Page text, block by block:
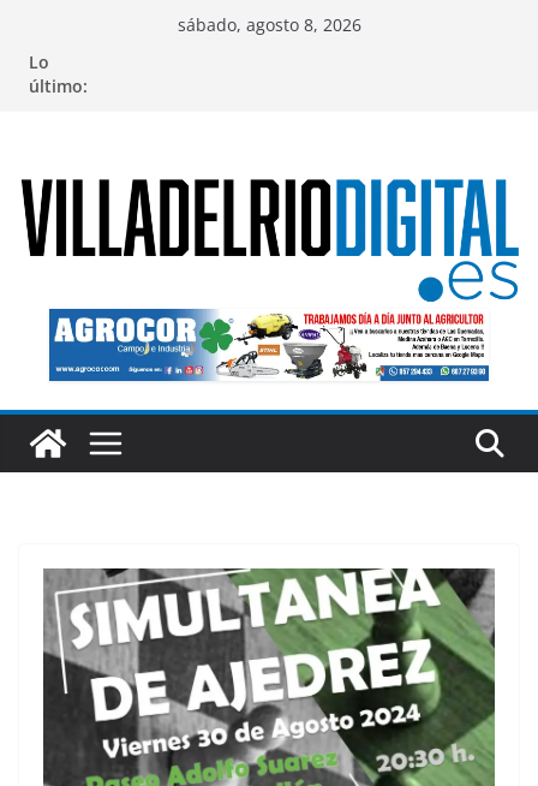
contenido
sábado, agosto 8, 2026
Lo
último: